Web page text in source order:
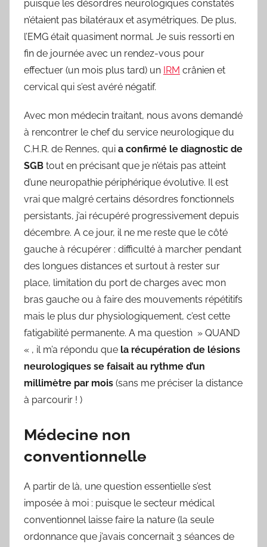
puisque les désordres neurologiques constatés
n’étaient pas bilatéraux et asymétriques. De plus,
l’EMG était quasiment normal. Je suis ressorti en
fin de journée avec un rendez-vous pour
effectuer (un mois plus tard) un IRM crânien et
cervical qui s’est avéré négatif.
Avec mon médecin traitant, nous avons demandé
à rencontrer le chef du service neurologique du
C.H.R. de Rennes, qui a confirmé le diagnostic de
SGB tout en précisant que je n’étais pas atteint
d’une neuropathie périphérique évolutive. Il est
vrai que malgré certains désordres fonctionnels
persistants, j’ai récupéré progressivement depuis
décembre. A ce jour, il ne me reste que le côté
gauche à récupérer : difficulté à marcher pendant
des longues distances et surtout à rester sur
place, limitation du port de charges avec mon
bras gauche ou à faire des mouvements répétitifs
mais le plus dur physiologiquement, c’est cette
fatigabilité permanente. A ma question » QUAND
« , il m’a répondu que la récupération de lésions
neurologiques se faisait au rythme d’un
millimètre par mois (sans me préciser la distance
à parcourir ! )
Médecine non
conventionnelle
A partir de là, une question essentielle s’est
imposée à moi : puisque le secteur médical
conventionnel laisse faire la nature (la seule
ordonnance que j’avais concernait 3 séances de